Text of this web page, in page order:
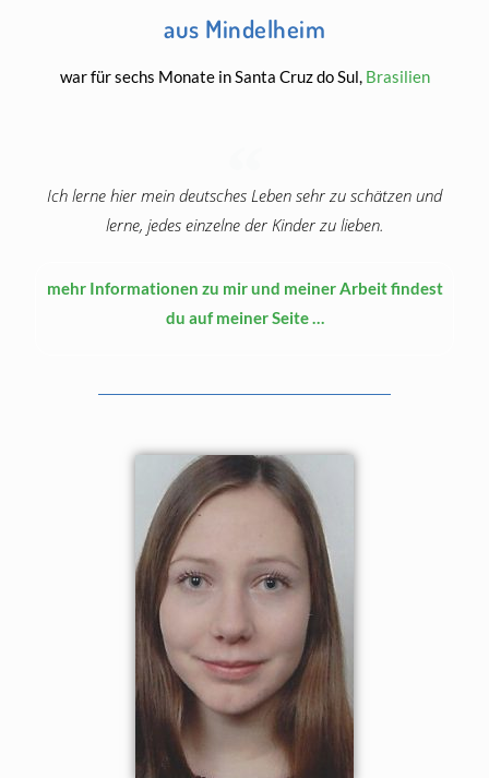
aus Mindelheim
war für sechs Monate in Santa Cruz do Sul, Brasilien
Ich lerne hier mein deutsches Leben sehr zu schätzen und
lerne, jedes einzelne der Kinder zu lieben.
mehr Informationen zu mir und meiner Arbeit findest
du auf meiner Seite …